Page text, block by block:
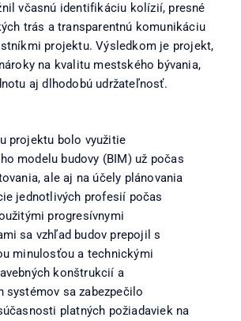
včasnú identifikáciu kolízií, presné
trás a transparentnú komunikáciu
projektu. Výsledkom je projekt,
na kvalitu mestského bývania,
aj dlhodobú udržateľnosť.
projektu bolo využitie
modelu budovy (BIM) už počas
ale aj na účely plánovania
jednotlivých profesií počas
progresívnymi
sa vzhľad budov prepojil s
minulosťou a technickými
konštrukcií a
systémov sa zabezpečilo
platných požiadaviek na